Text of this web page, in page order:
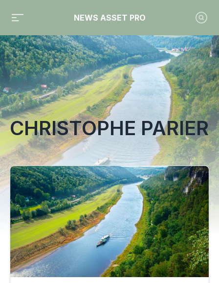
NEWS ASSET PRO
Toute l'actualité sur le tag "Christophe Parier"
CHRISTOPHE PARIER